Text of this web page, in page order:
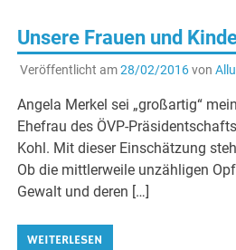
Unsere Frauen und
Veröffentlicht am28/02/2016von
Angela Merkel sei „großartig“
Ehefrau des ÖVP-
Kohl. Mit dieser Einschätzung
Ob die mittlerweile unzähligen
Gewalt und deren […]
WEITERLESEN